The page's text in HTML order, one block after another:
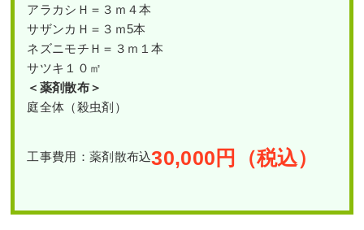
アラカシＨ＝３ｍ４本
サザンカＨ＝３ｍ5本
ネズニモチＨ＝３ｍ１本
サツキ１０㎡
＜薬剤散布＞
庭全体（殺虫剤）
工事費用：薬剤散布込30,000 円（税込）